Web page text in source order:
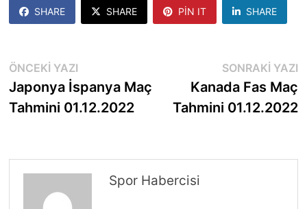
SHARE SHARE PIN IT SHARE
Yazı
gezinmesi
ÖNCEKI YAZIÖnceki
yazı:
Japonya İspanya Maç
Tahmini 01.12.2022
SONRAKI YAZI
Kanada Fas Maç
Tahmini 01.12.2022
Spor Habercisi